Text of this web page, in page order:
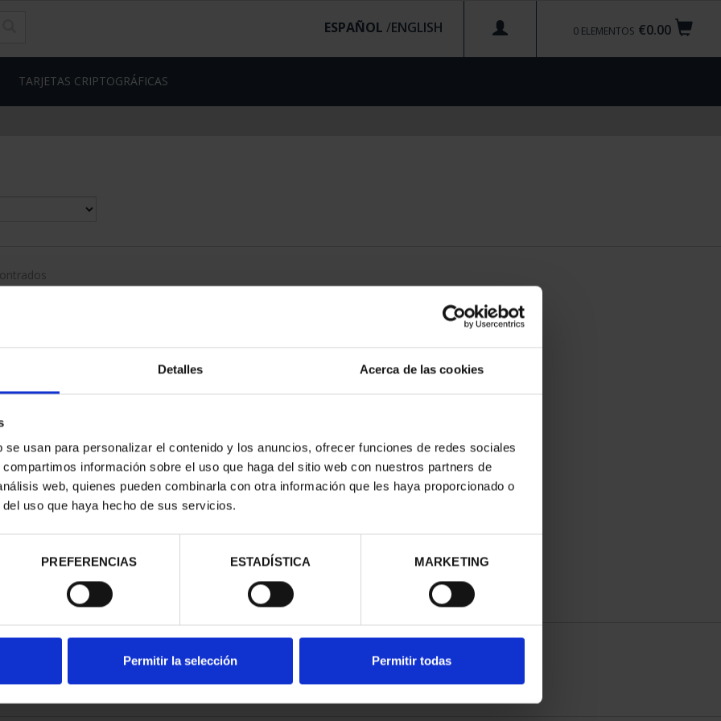
Detalles Acerca de las cookies
usan para personalizar el contenido y los anuncios, ofrecer funciones de redes sociales
información sobre el uso que haga del sitio web con nuestros partners de
web, quienes pueden combinarla con otra información que les haya proporcionado o
uso que haya hecho de sus servicios.
PREFERENCIAS ESTADÍSTICA MARKETING
Permitir la selección Permitir todas
€0.00
0 ELEMENTOS
ESPAÑOL /
TARJETAS CRIPTOGRÁFICAS
(2024) 8